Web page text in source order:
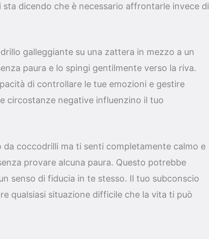
dicendo che è necessario affrontarle invece di
galleggiante su una zattera in mezzo a un
paura e lo spingi gentilmente verso la riva.
di controllare le tue emozioni e gestire
circostanze negative influenzino il tuo
coccodrilli ma ti senti completamente calmo e
provare alcuna paura. Questo potrebbe
senso di fiducia in te stesso. Il tuo subconscio
qualsiasi situazione difficile che la vita ti può